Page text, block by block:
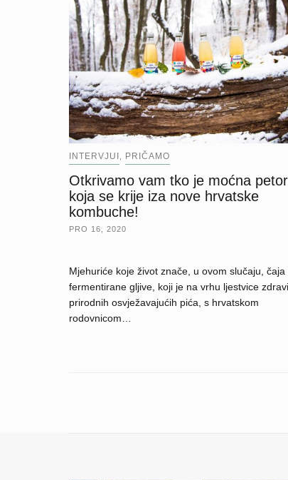
INTERVJUI PRIČAMO
Otkrivamo vam tko je moćna
koja se krije iza nove hrvatske
kombuche!
PRO 16, 2020
Mjehuriće koje život znače, u ovom slučaju, čaja
fermentirane gljive, koji je na vrhu ljestvice
prirodnih osvježavajućih pića, s hrvatskom
rodovnicom…